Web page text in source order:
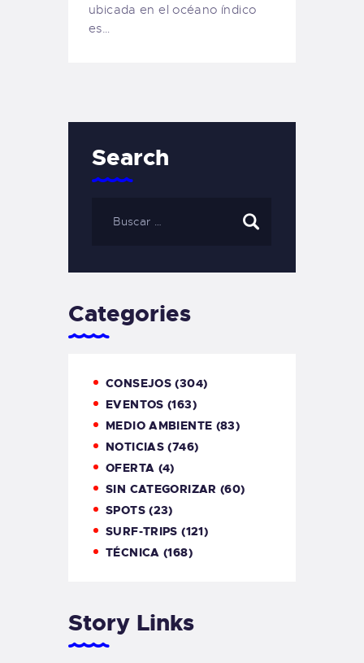
ubicada en el océano índico
es…
Search
Categories
CONSEJOS (304)
EVENTOS (163)
MEDIO AMBIENTE (83)
NOTICIAS (746)
OFERTA (4)
SIN CATEGORIZAR (60)
SPOTS(23)
SURF-TRIPS (121)
TÉCNICA (168)
Story Links